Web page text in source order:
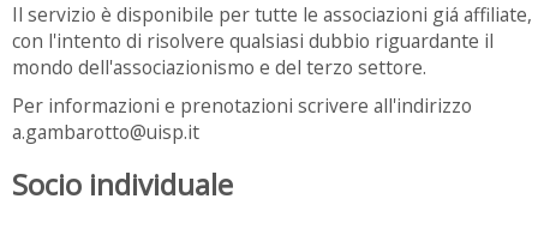
Il servizio è disponibile per tutte le associazioni giá affiliate,
con l'intento di risolvere qualsiasi dubbio riguardante il
mondo dell'associazionismo e del terzo settore.
Per informazioni e prenotazioni scrivere all'indirizzo
a.gambarotto@uisp.it
Socio individuale